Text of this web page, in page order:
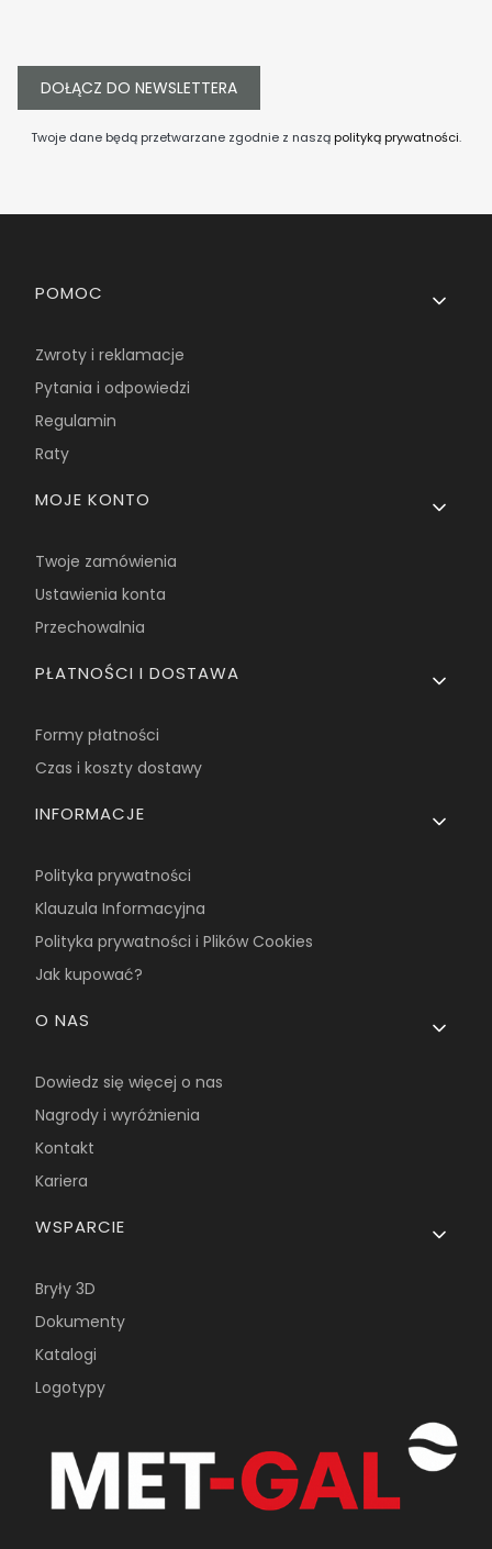
DOŁĄCZ DO NEWSLETTERA
Twoje dane będą przetwarzane zgodnie z naszą polityką prywatności.
Linki w stopce
POMOC
Zwroty i reklamacje
Pytania i odpowiedzi
Regulamin
Raty
MOJE KONTO
Twoje zamówienia
Ustawienia konta
Przechowalnia
PŁATNOŚCI I DOSTAWA
Formy płatności
Czas i koszty dostawy
INFORMACJE
Polityka prywatności
Klauzula Informacyjna
Polityka prywatności i Plików Cookies
Jak kupować?
O NAS
Dowiedz się więcej o nas
Nagrody i wyróżnienia
Kontakt
Kariera
WSPARCIE
Bryły 3D
Dokumenty
Katalogi
Logotypy